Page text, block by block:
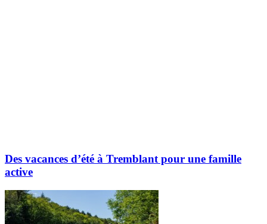
Des vacances d’été à Tremblant pour une famille
active